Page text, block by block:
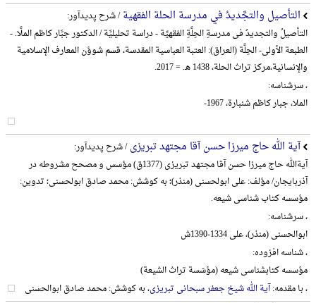
التأصیل والتجَّدیدُ في مدرسة الحلة الفقهیة/ شرح پدیدآور:
التأصیلُ والتجدیدُ فی مدرسةِ الحِلَّةِ الفقهیِّة - دراسة تحلیلیَّة / الدکتور جبَّار کاظم الملَّا. -
الطبعة الأولی- الحِلَّة (العراق): العتبة العباسیة المقدسة، قسم شوؤن المعارف الإسلامیة
والإنسانیة،‌مرکز تراث الحلة، 1438 هـ. = 2017.
، سرشناسه:
الملا، جبار کاظم شنبارة، 1967-
آیة الله حاج میرزا حسن آقا مجتهد تبریزی/ شرح پدیدآور:
آیةالله حاج میرزا حسن آقا مجتهد تبریزی (1377ق) مؤسس و مصحح مشروطه در
آذربایجان/ مؤلف: علی ابولحسنی (منذر)؛ به کوشش: محمد صادق ابولحسنی؛ تدوین:
مؤسسه کتاب شناسی شیعه.
، سرشناسه:
ابوالحسنی (منذر)، علی 1334-1390ش
، شناسه افزوده:
مؤسسه کتابشناسی شیعه (مؤسّسة تراث الشیعة)
، با مقدمه:آیة الله شیخ جعفر سبحانی تبریزی، به کوشش: محمد صادق ابوالحسنی